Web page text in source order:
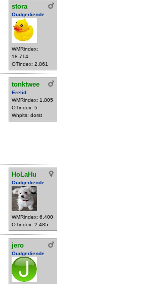
stora
Oudgediende
WMRindex:
18.714
OTindex: 2.861
tonktwee
Erelid
WMRindex: 1.805
OTindex: 5
Wnplts: dorst
HoLaHu
Oudgediende
WMRindex: 6.400
OTindex: 2.485
jero
Oudgediende